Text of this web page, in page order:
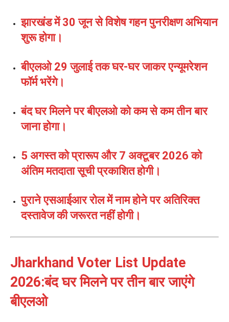
झारखंड में 30 जून से विशेष गहन पुनरीक्षण अभियान
शुरू होगा।
बीएलओ 29 जुलाई तक घर-घर जाकर एन्यूमरेशन
फॉर्म भरेंगे।
बंद घर मिलने पर बीएलओ को कम से कम तीन बार
जाना होगा।
5 अगस्त को प्रारूप और 7 अक्टूबर 2026 को
अंतिम मतदाता सूची प्रकाशित होगी।
पुराने एसआईआर रोल में नाम होने पर अतिरिक्त
दस्तावेज की जरूरत नहीं होगी।
Jharkhand Voter List Update
2026:बंद घर मिलने पर तीन बार जाएंगे
बीएलओ